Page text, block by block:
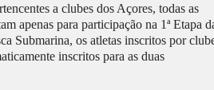
a clubes dos Açores, todas as
apenas para participação na 1ª Etapa
Submarina, os atletas inscritos por
inscritos para as duas